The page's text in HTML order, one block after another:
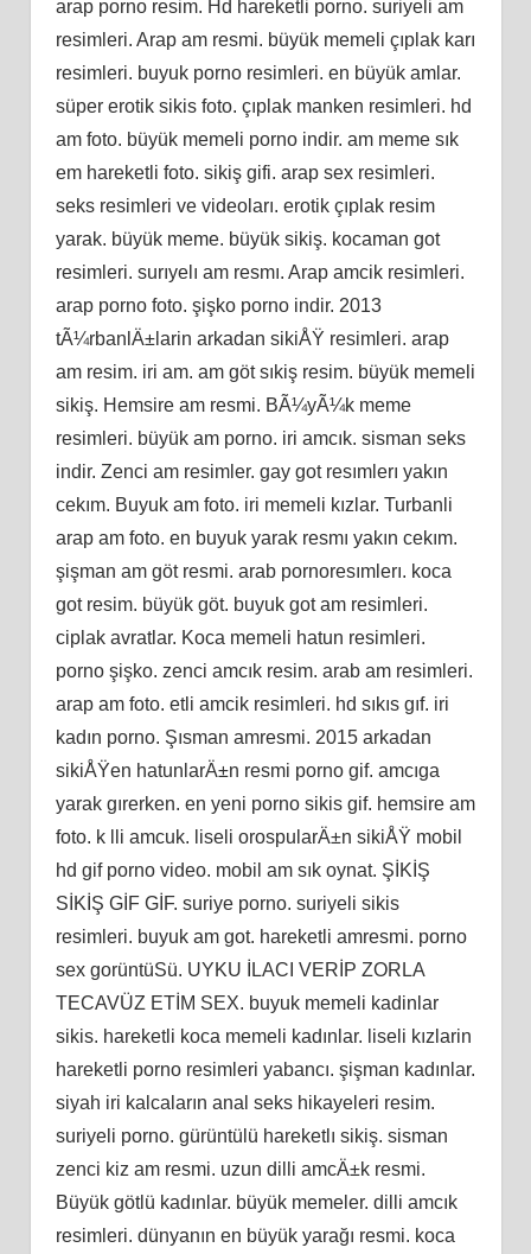
arap porno resim. Hd hareketli porno. suriyeli am
resimleri. Arap am resmi. büyük memeli çıplak karı
resimleri. buyuk porno resimleri. en büyük amlar.
süper erotik sikis foto. çıplak manken resimleri. hd
am foto. büyük memeli porno indir. am meme sık
em hareketli foto. sikiş gifi. arap sex resimleri.
seks resimleri ve videoları. erotik çıplak resim
yarak. büyük meme. büyük sikiş. kocaman got
resimleri. surıyelı am resmı. Arap amcik resimleri.
arap porno foto. şişko porno indir. 2013
tÃ¼rbanlÄ±larin arkadan sikiÅŸ resimleri. arap
am resim. iri am. am göt sıkiş resim. büyük memeli
sikiş. Hemsire am resmi. BÃ¼yÃ¼k meme
resimleri. büyük am porno. iri amcık. sisman seks
indir. Zenci am resimler. gay got resımlerı yakın
cekım. Buyuk am foto. iri memeli kızlar. Turbanli
arap am foto. en buyuk yarak resmı yakın cekım.
şişman am göt resmi. arab pornoresımlerı. koca
got resim. büyük göt. buyuk got am resimleri.
ciplak avratlar. Koca memeli hatun resimleri.
porno şişko. zenci amcık resim. arab am resimleri.
arap am foto. etli amcik resimleri. hd sıkıs gıf. iri
kadın porno. Şısman amresmi. 2015 arkadan
sikiÅŸen hatunlarÄ±n resmi porno gif. amcıga
yarak gırerken. en yeni porno sikis gif. hemsire am
foto. k lli amcuk. liseli orospularÄ±n sikiÅŸ mobil
hd gif porno video. mobil am sık oynat. ŞİKİŞ
SİKİŞ GİF GİF. suriye porno. suriyeli sikis
resimleri. buyuk am got. hareketli amresmi. porno
sex gorüntüSü. UYKU İLACI VERİP ZORLA
TECAVÜZ ETİM SEX. buyuk memeli kadinlar
sikis. hareketli koca memeli kadınlar. liseli kızlarin
hareketli porno resimleri yabancı. şişman kadınlar.
siyah iri kalcaların anal seks hikayeleri resim.
suriyeli porno. gürüntülü hareketlı sikiş. sisman
zenci kiz am resmi. uzun dilli amcÄ±k resmi.
Büyük götlü kadınlar. büyük memeler. dilli amcık
resimleri. dünyanın en büyük yarağı resmi. koca